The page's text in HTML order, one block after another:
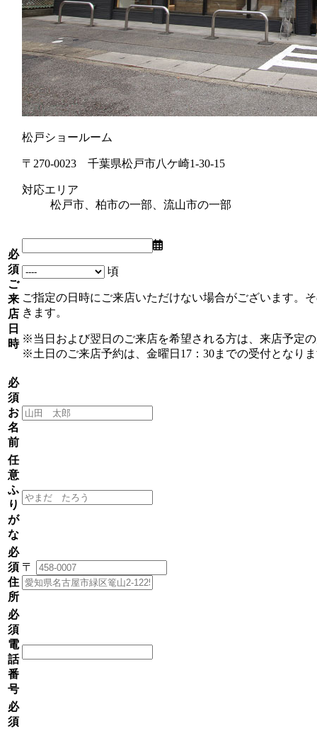
松戸ショールーム
〒270-0023 千葉県松戸市八ケ崎1-30-15
対応エリア
松戸市、柏市の一部、流山市の一部
必
須
ご
来
店
日
時
頃
ご指定の日時にご来店いただけない場合がございます。
きます。
※当日および翌日のご来店を希望される方は、来店予定
※土日のご来店予約は、金曜日17：30までの受付となり
必
須
お
名
前
任
意
ふ
り
が
な
必
須
住
所
〒
必
須
電
話
番
号
必
須